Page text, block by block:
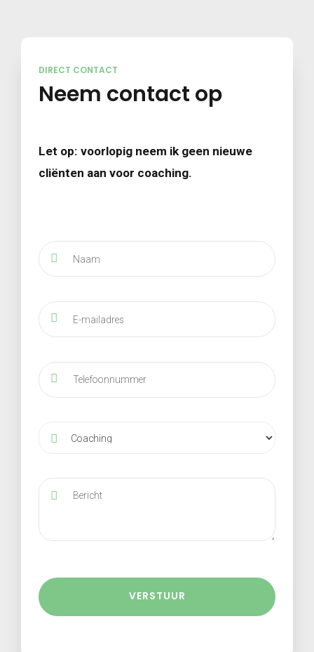
DIRECT CONTACT
Neem contact op
Let op: voorlopig neem ik geen nieuwe
cliënten aan voor coaching.